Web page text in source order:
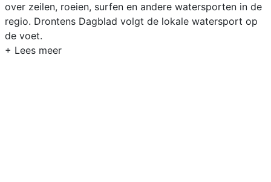
over zeilen, roeien, surfen en andere watersporten in de
regio. Drontens Dagblad volgt de lokale watersport op
de voet.